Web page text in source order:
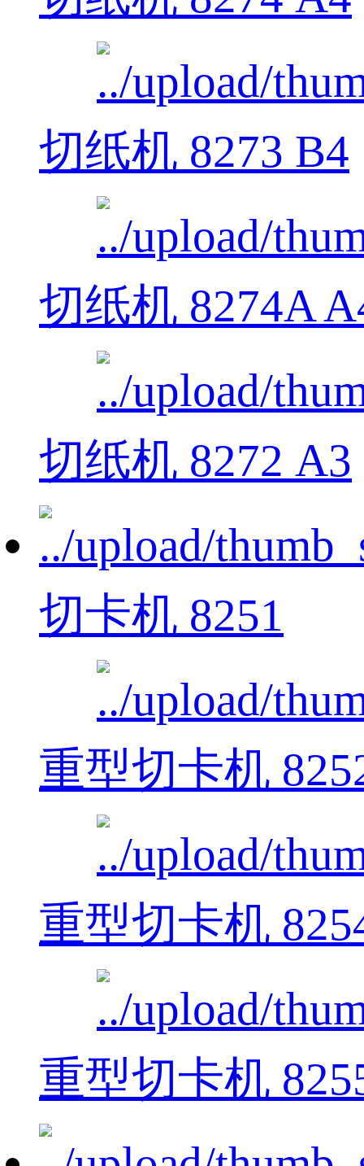
切纸机 8273 B4
切纸机 8274A
切纸机 8272 A3
切卡机 8251
重型切卡机
重型切卡机
重型切卡机